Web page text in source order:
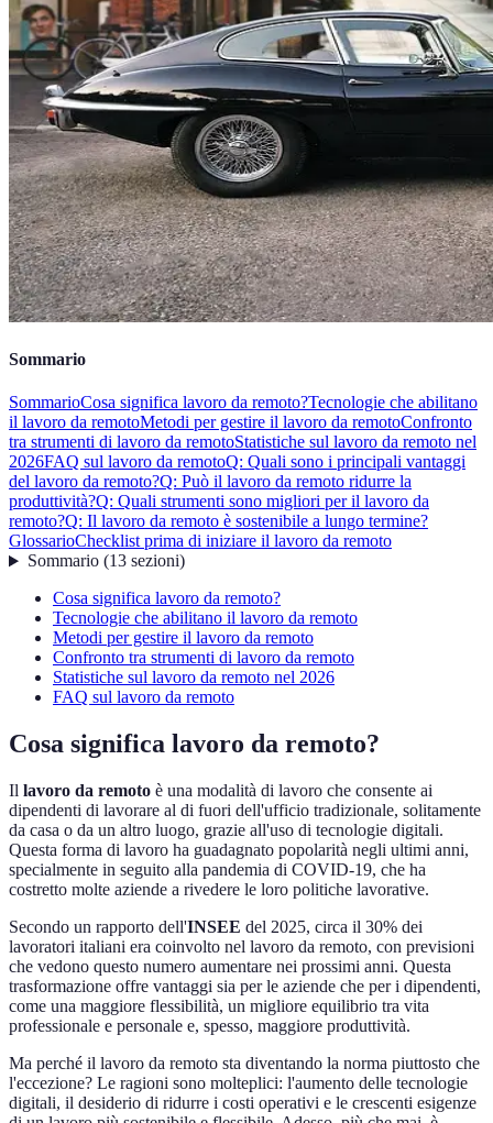
Sommario
SommarioCosa significa lavoro da remoto?Tecnologie che abilitano
il lavoro da remotoMetodi per gestire il lavoro da remotoConfronto
tra strumenti di lavoro da remotoStatistiche sul lavoro da remoto nel
2026FAQ sul lavoro da remotoQ: Quali sono i principali vantaggi
del lavoro da remoto?Q: Può il lavoro da remoto ridurre la
produttività?Q: Quali strumenti sono migliori per il lavoro da
remoto?Q: Il lavoro da remoto è sostenibile a lungo termine?
GlossarioChecklist prima di iniziare il lavoro da remoto
Sommario(13 sezioni)
Cosa significa lavoro da remoto?
Tecnologie che abilitano il lavoro da remoto
Metodi per gestire il lavoro da remoto
Confronto tra strumenti di lavoro da remoto
Statistiche sul lavoro da remoto nel 2026
FAQ sul lavoro da remoto
Cosa significa lavoro da remoto?
Il lavoro da remoto è una modalità di lavoro che consente ai
dipendenti di lavorare al di fuori dell'ufficio tradizionale, solitamente
da casa o da un altro luogo, grazie all'uso di tecnologie digitali.
Questa forma di lavoro ha guadagnato popolarità negli ultimi anni,
specialmente in seguito alla pandemia di COVID-19, che ha
costretto molte aziende a rivedere le loro politiche lavorative.
Secondo un rapporto dell'INSEE del 2025, circa il 30% dei
lavoratori italiani era coinvolto nel lavoro da remoto, con previsioni
che vedono questo numero aumentare nei prossimi anni. Questa
trasformazione offre vantaggi sia per le aziende che per i dipendenti,
come una maggiore flessibilità, un migliore equilibrio tra vita
professionale e personale e, spesso, maggiore produttività.
Ma perché il lavoro da remoto sta diventando la norma piuttosto che
l'eccezione? Le ragioni sono molteplici: l'aumento delle tecnologie
digitali, il desiderio di ridurre i costi operativi e le crescenti esigenze